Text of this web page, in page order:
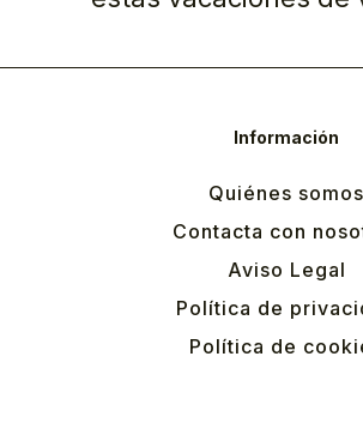
Información
Quiénes somos
Contacta con
Aviso Legal
Política de
Política de